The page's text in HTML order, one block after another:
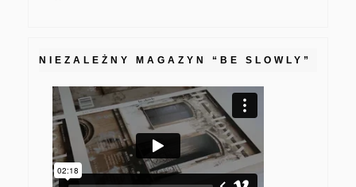
NIEZALEŻNY MAGAZYN “BE SLOWLY”